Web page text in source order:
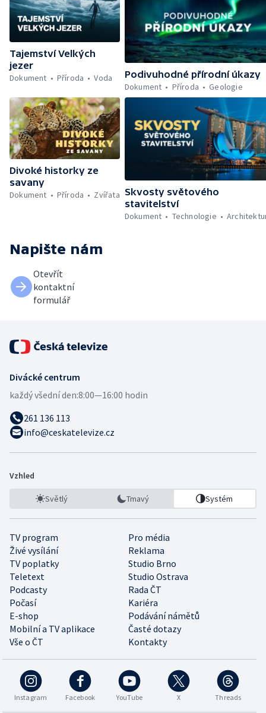
Tajemství Velkých
jezer
Dokument
Příroda Voda
Podivuhodné přírodní úkazy
Dokument
Příroda Geologie
Divoké historky ze
savany
Dokument
Příroda Zvířata Skvosty světového
stavitelství
Dokument
Technologie
Napište nám
Otevřít
kontaktní
formulář
Divácké centrum
každý všední den:8:00—16:00 hodin
261 136 113
info@ceskatelevize.cz
Vzhled
Světlý Tmavý Systém
TV program
Pro média
Živé vysílání
Reklama
TV poplatky
Studio Brno
Teletext
Studio Ostrava
Podcasty
Rada ČT
Počasí
Kariéra
E-shop
Podávání námětů
Mobilní a TV aplikace
Časté dotazy
Vše o ČT
Kontakty
Instagram Facebook YouTube X Threads